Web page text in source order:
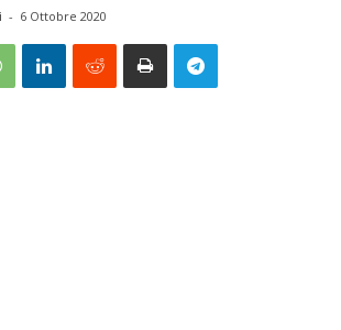
- 6 Ottobre 2020